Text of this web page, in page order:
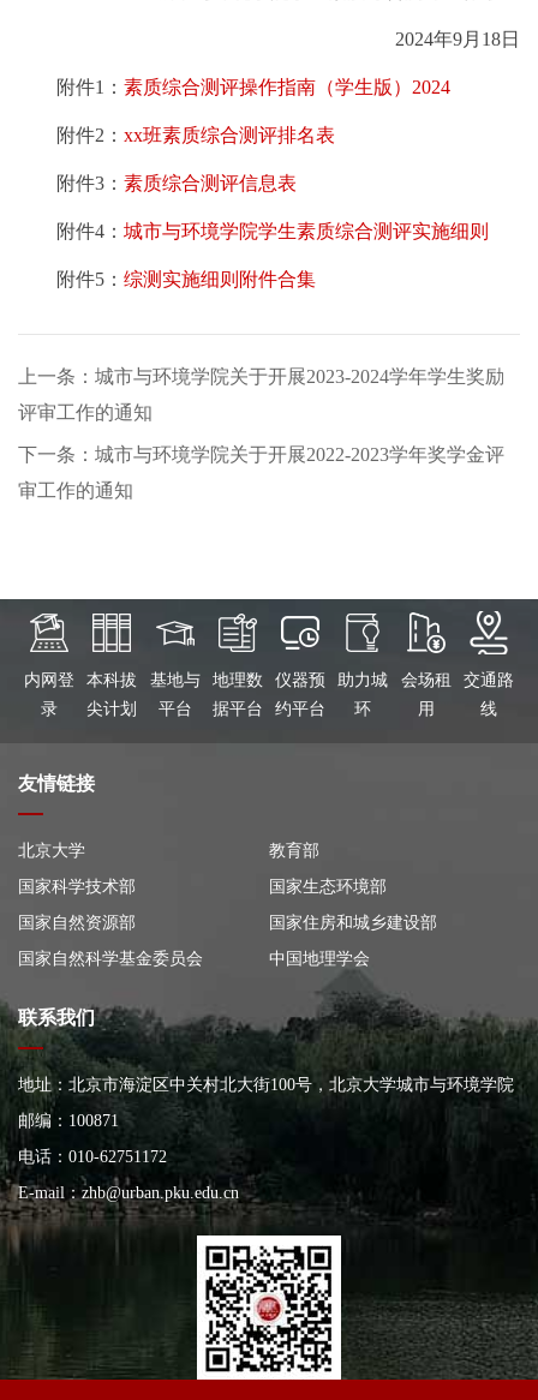
2024年9月18日
附件1： 素质综合测评操作指南（学生版）2024
附件2： xx班素质综合测评排名表
附件3： 素质综合测评信息表
附件4： 城市与环境学院学生素质综合测评实施细则
附件5： 综测实施细则附件合集
上一条：城市与环境学院关于开展2023-2024学年学生奖励
评审工作的通知
下一条：城市与环境学院关于开展2022-2023学年奖学金评
审工作的通知
内网登
录
本科拔
尖计划
基地与
平台
地理数
据平台
仪器预
约平台
助力城
环
会场租
用
交通路
线
友情链接
北京大学
教育部
国家科学技术部
国家生态环境部
国家自然资源部
国家住房和城乡建设部
国家自然科学基金委员会
中国地理学会
联系我们
地址：北京市海淀区中关村北大街100号，北京大学城市与环境学院
大楼
邮编：100871
电话：010-62751172
E-mail：zhb@urban.pku.edu.cn